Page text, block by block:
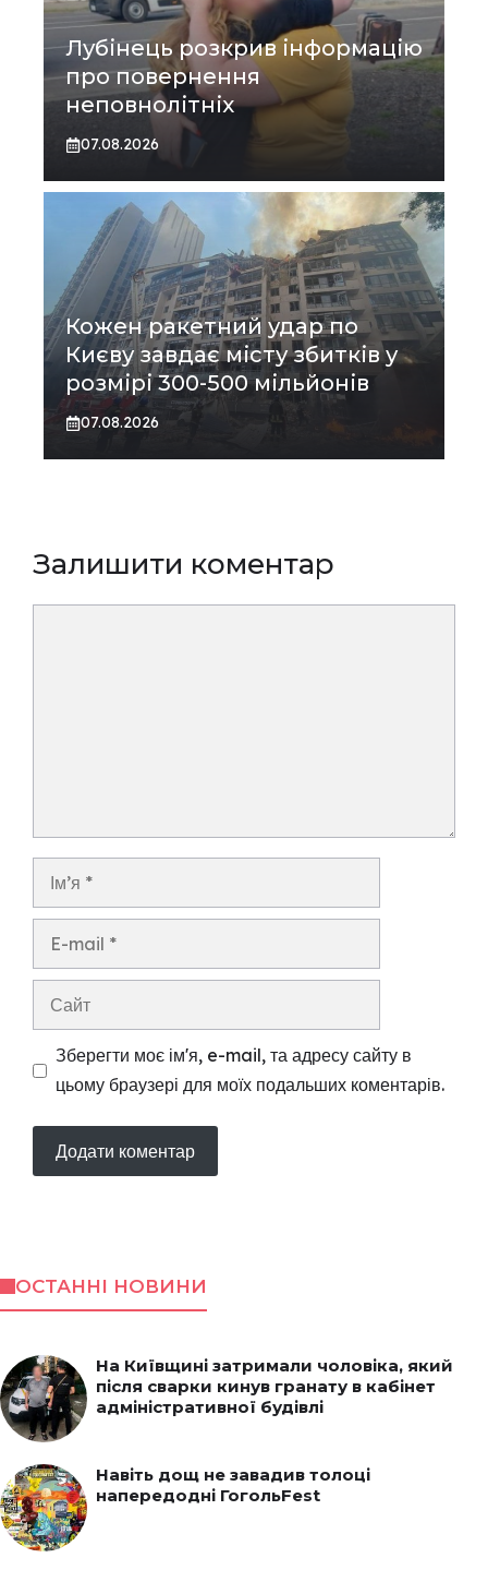
Лубінець розкрив інформацію
про повернення
неповнолітніх
07.08.2026
Кожен ракетний удар по
Києву завдає місту збитків у
розмірі 300-500 мільйонів
07.08.2026
Залишити коментар
Ім’я
Сайт
Зберегти моє ім'я, e-mail, та адресу сайту в
цьому браузері для моїх подальших коментарів.
ОСТАННІ НОВИНИ
На Київщині затримали чоловіка, який
після сварки кинув гранату в кабінет
адміністративної будівлі
Навіть дощ не завадив толоці
напередодні ГогольFest